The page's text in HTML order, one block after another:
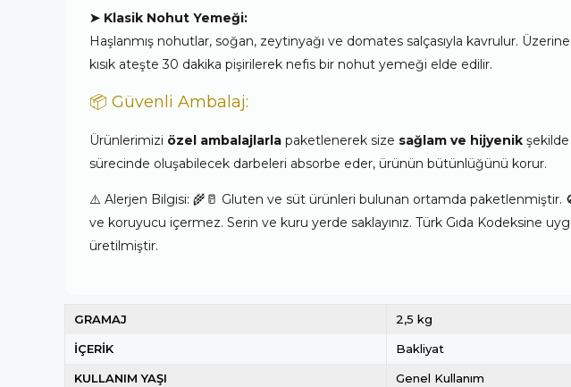
➤ Klasik Nohut Yemeği:
Haşlanmış nohutlar, soğan, zeytinyağı ve domates salçasıyla kavrulur.
kısık ateşte 30 dakika pişirilerek nefis bir nohut yemeği elde edilir.
📦 Güvenli Ambalaj:
Ürünlerimizi özel ambalajlarla paketlenerek size sağlam ve hijyenik şekilde
sürecinde oluşabilecek darbeleri absorbe eder, ürünün bütünlüğünü korur.
⚠️ Alerjen Bilgisi: 🌾🥛 Gluten ve süt ürünleri bulunan ortamda paketlenmiştir.
ve koruyucu içermez. Serin ve kuru yerde saklayınız. Türk Gıda Kodeksine
üretilmiştir.
GRAMAJ 2,5 kg
İÇERİK Bakliyat
KULLANIM YAŞI Genel Kullanım